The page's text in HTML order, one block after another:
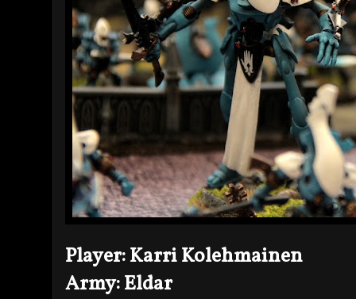
Player: Karri Kolehmainen
Army: Eldar